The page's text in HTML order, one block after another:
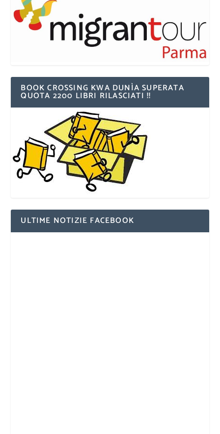
BOOK CROSSING KWA DUNÌA SUPERATA
QUOTA 2200 LIBRI RILASCIATI !!
ULTIME NOTIZIE FACEBOOK